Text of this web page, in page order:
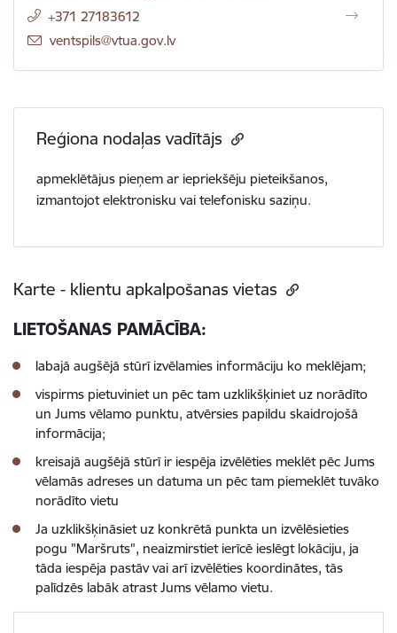
+371 27183612
E-pasts:
ventspils@vtua.gov.lv
Reģiona nodaļas vadītājs
apmeklētājus pieņem ar iepriekšēju pieteikšanos,
izmantojot elektronisku vai telefonisku saziņu.
Karte - klientu apkalpošanas vietas
LIETOŠANAS PAMĀCĪBA:
labajā augšējā stūrī izvēlamies informāciju ko meklējam;
vispirms pietuviniet un pēc tam uzklikšķiniet uz norādīto
un Jums vēlamo punktu, atvērsies papildu skaidrojošā
informācija;
kreisajā augšējā stūrī ir iespēja izvēlēties meklēt pēc Jums
vēlamās adreses un datuma un pēc tam piemeklēt tuvāko
norādīto vietu
Ja uzklikšķināsiet uz konkrētā punkta un izvēlēsieties
pogu "Maršruts", neaizmirstiet ierīcē ieslēgt lokāciju, ja
tāda iespēja pastāv vai arī izvēlēties koordinātes, tās
palīdzēs labāk atrast Jums vēlamo vietu.